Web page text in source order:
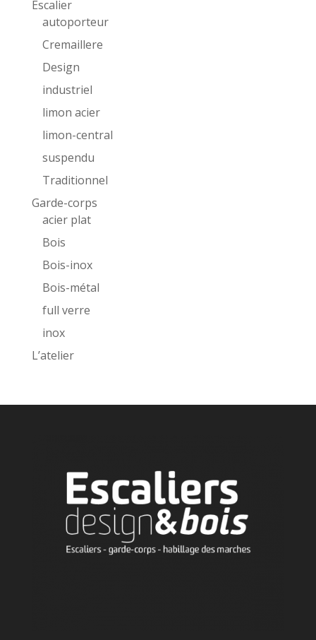
Escalier
autoporteur
Cremaillere
Design
industriel
limon acier
limon-central
suspendu
Traditionnel
Garde-corps
acier plat
Bois
Bois-inox
Bois-métal
full verre
inox
L’atelier